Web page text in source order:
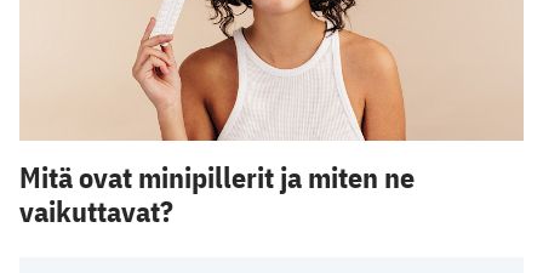
Mitä ovat minipillerit ja miten ne
vaikuttavat?